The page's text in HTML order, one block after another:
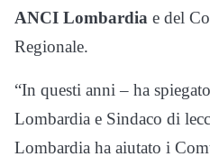
ANCI Lombardia e del
Regionale.
“In questi anni – ha
Lombardia e Sindaco di
Lombardia ha aiutato i